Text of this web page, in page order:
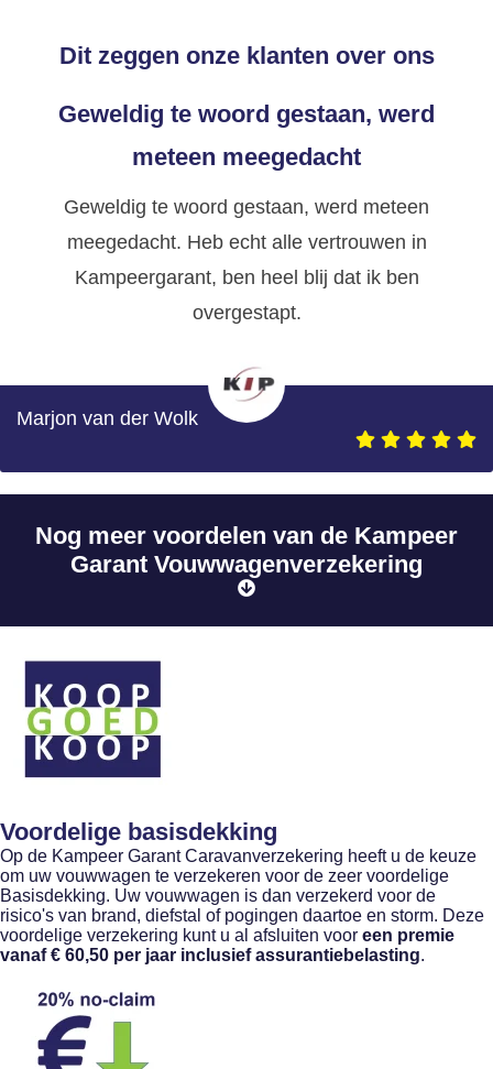
Dit zeggen onze klanten over ons
Geweldig te woord gestaan, werd
meteen meegedacht
Geweldig te woord gestaan, werd meteen
meegedacht. Heb echt alle vertrouwen in
Kampeergarant, ben heel blij dat ik ben
overgestapt.
Marjon van der Wolk
Nog meer voordelen van de Kampeer
Garant Vouwwagenverzekering
Voordelige basisdekking
Op de Kampeer Garant Caravanverzekering heeft u de keuze
om uw vouwwagen te verzekeren voor de zeer voordelige
Basisdekking. Uw vouwwagen is dan verzekerd voor de
risico's van brand, diefstal of pogingen daartoe en storm. Deze
voordelige verzekering kunt u al afsluiten voor een premie
vanaf € 60,50 per jaar inclusief assurantiebelasting.